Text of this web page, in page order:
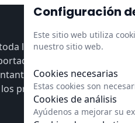
la cadena de
aduaneros,
procesos y
Configuración
Este sitio web utiliza
nuestro sitio web.
Cookies necesarias
Estas cookies son
Cookies de análisis
Ayúdenos a mejorar su